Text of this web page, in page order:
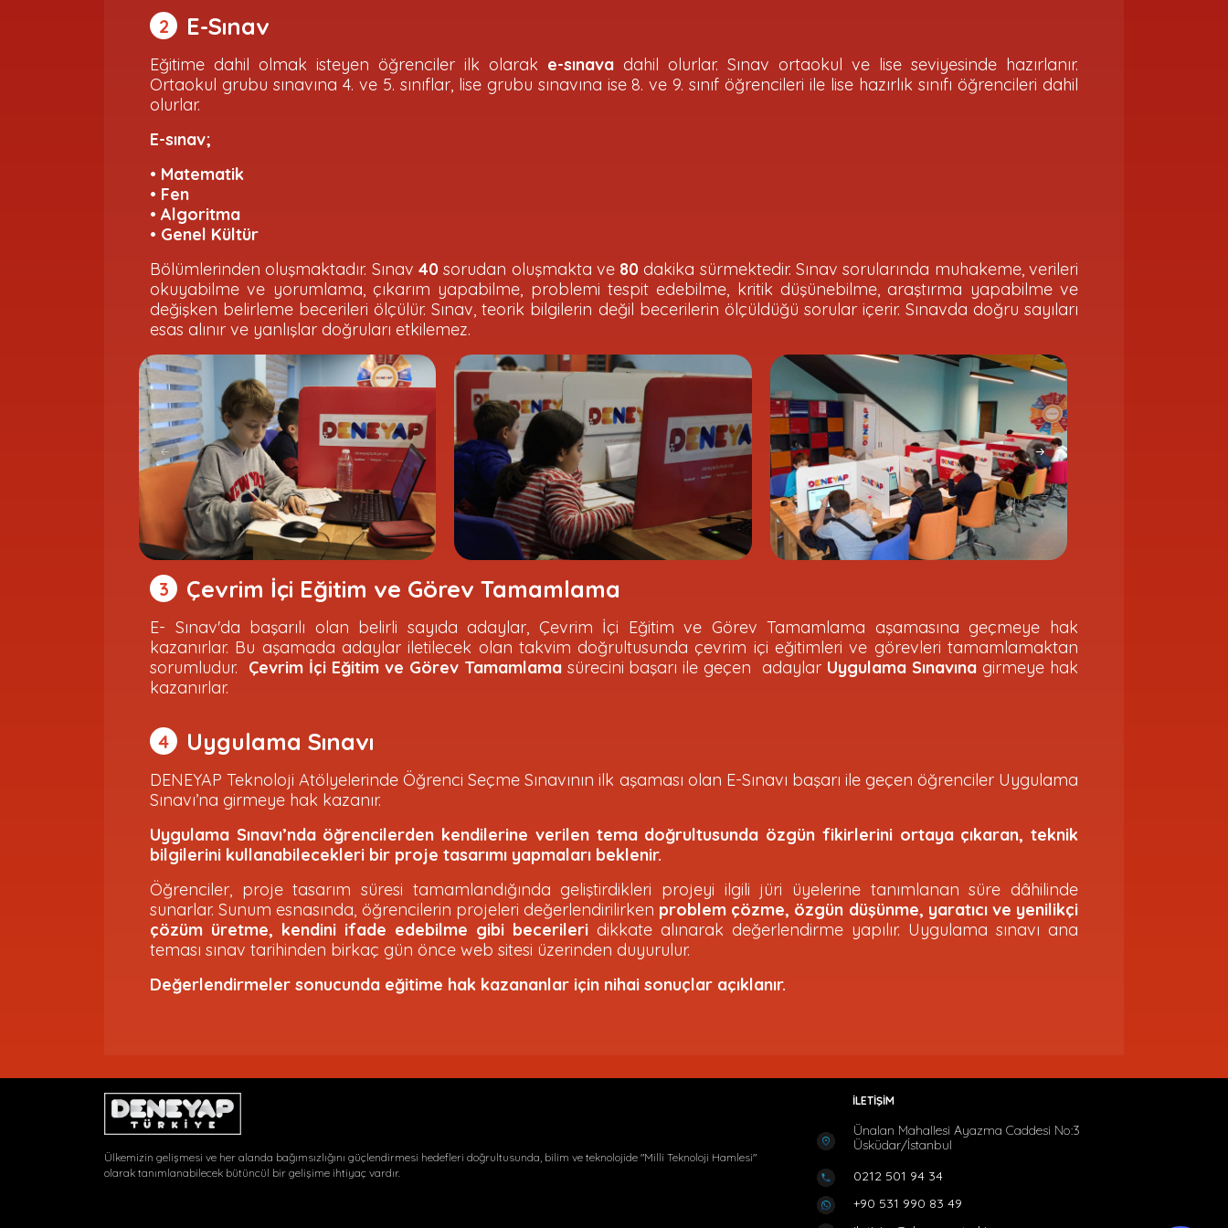
2 E-Sınav
Eğitime dahil olmak isteyen öğrenciler ilk olarak e-sınava dahil olurlar. Sınav ortaokul ve lise seviyesinde hazırlanır.
Ortaokul grubu sınavına 4. ve 5. sınıflar, lise grubu sınavına ise 8. ve 9. sınıf öğrencileri ile lise hazırlık sınıfı öğrencileri dahil
olurlar.
E-sınav;
• Matematik
• Fen
• Algoritma
• Genel Kültür
Bölümlerinden oluşmaktadır. Sınav 40sorudan oluşmakta ve 80 dakika sürmektedir. Sınav sorularında muhakeme, verileri
okuyabilme ve yorumlama, çıkarım yapabilme, problemi tespit edebilme, kritik düşünebilme, araştırma yapabilme ve
değişken belirleme becerileri ölçülür. Sınav, teorik bilgilerin değil becerilerin ölçüldüğü sorular içerir. Sınavda doğru sayıları
esas alınır ve yanlışlar doğruları etkilemez.
3 Çevrim İçi Eğitim ve Görev Tamamlama
E- Sınav'da başarılı olan belirli sayıda adaylar, Çevrim İçi Eğitim ve Görev Tamamlama aşamasına geçmeye hak
kazanırlar. Bu aşamada adaylar iletilecek olan takvim doğrultusunda çevrim içi eğitimleri ve görevleri tamamlamaktan
sorumludur. Çevrim İçi Eğitim ve Görev Tamamlamasürecini başarı ile geçen adaylar Uygulama Sınavına girmeye hak
kazanırlar.
4 Uygulama Sınavı
DENEYAP Teknoloji Atölyelerinde Öğrenci Seçme Sınavının ilk aşaması olan E-Sınavı başarı ile geçen öğrenciler Uygulama
Sınavı’na girmeye hak kazanır.
Uygulama Sınavı’nda öğrencilerden kendilerine verilen tema doğrultusunda özgün fikirlerini ortaya çıkaran, teknik
bilgilerini kullanabilecekleri bir proje tasarımı yapmaları beklenir.
Öğrenciler, proje tasarım süresi tamamlandığında geliştirdikleri projeyi ilgili jüri üyelerine tanımlanan süre dâhilinde
sunarlar. Sunum esnasında, öğrencilerin projeleri değerlendirilirken problem çözme, özgün düşünme, yaratıcı ve yenilikçi
çözüm üretme, kendini ifade edebilme gibi becerileri dikkate alınarak değerlendirme yapılır. Uygulama sınavı ana
teması sınav tarihinden birkaç gün önce web sitesi üzerinden duyurulur.
Değerlendirmeler sonucunda eğitime hak kazananlar için nihai sonuçlar açıklanır.
Ülkemizin gelişmesi ve her alanda bağımsızlığını güçlendirmesi hedefleri doğrultusunda, bilim ve teknolojide "Milli Teknoloji Hamlesi"
olarak tanımlanabilecek bütüncül bir gelişime ihtiyaç vardır.
İLETİŞİM
Ünalan Mahallesi Ayazma Caddesi No:3
Üsküdar/İstanbul
0212 501 94 34
+90 531 990 83 49